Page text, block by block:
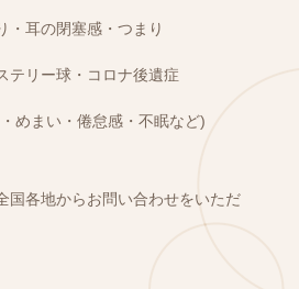
耳の閉塞感・つまり
リー球・コロナ後遺症
めまい・倦怠感・不眠など)
国各地からお問い合わせをいただ